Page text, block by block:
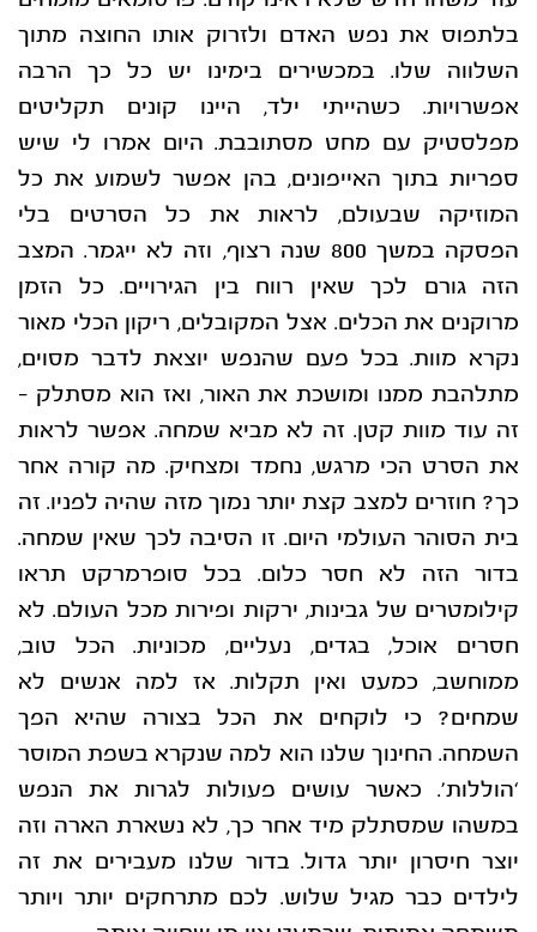
בלתפוס את נפש האדם ולזרוק אותו החוצה מתוך
השלווה שלו. במכשירים בימינו יש כל כך הרבה
אפשרויות. כשהייתי ילד, היינו קונים תקליטים
מפלסטיק עם מחט מסתובבת. היום אמרו לי שיש
ספריות בתוך האייפונים, בהן אפשר לשמוע את כל
המוזיקה שבעולם, לראות את כל הסרטים בלי
הפסקה במשך 800 שנה
רצוף, וזה לא ייגמר. המצב
הזה גורם לכך שאין רווח בין הגירויים. כל הזמן
מרוקנים את הכלים. אצל המקובלים, ריקון הכלי מאור
נקרא מוות. בכל פעם שהנפש יוצאת לדבר מסוים,
מתלהבת ממנו ומושכת את האור, ואז הוא מסתלק –
זה עוד מוות קטן. זה לא מביא שמחה. אפשר לראות
את הסרט הכי מרגש, נחמד ומצחיק. מה קורה אחר
כך? חוזרים למצב קצת יותר נמוך מזה שהיה לפניו. זה
בית הסוהר העולמי היום. זו הסיבה לכך שאין שמחה.
בדור הזה לא חסר כלום. בכל סופרמרקט תראו
קילומטרים של גבינות, ירקות ופירות מכל העולם. לא
חסרים אוכל, בגדים, נעליים, מכוניות. הכל טוב,
ממוחשב, כמעט ואין תקלות. אז למה אנשים לא
שמחים? כי לוקחים את הכל בצורה שהיא הפך
השמחה. החינוך שלנו הוא למה שנקרא בשפת המוסר
‘הוללות’. כאשר עושים פעולות לגרות את הנפש
במשהו שמסתלק מיד אחר כך, לא נשארת הארה וזה
יוצר חיסרון יותר גדול. בדור שלנו מעבירים את זה
לילדים כבר מגיל שלוש. לכם מתרחקים יותר ויותר